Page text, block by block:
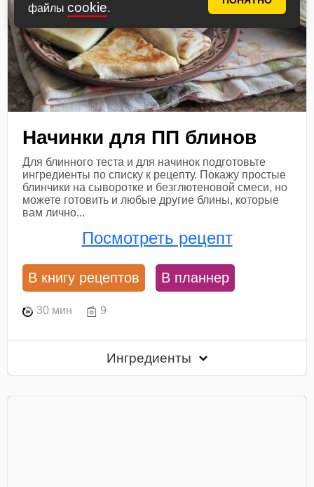
файлы cookie.
Начинки для ПП блинов
Для блинного теста и для начинок подготовьте
ингредиенты по списку к рецепту. Покажу простые
блинчики на сыворотке и безглютеновой смеси, но
можете готовить и любые другие блины, которые
вам лично...
Посмотреть рецепт
В книгу рецептов В планнер
30 мин 9
Ингредиенты